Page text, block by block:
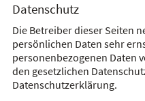
Datenschutz
Die Betreiber dieser Seiten
persönlichen Daten sehr
personenbezogenen Daten
den gesetzlichen
Datenschutzerklärung.